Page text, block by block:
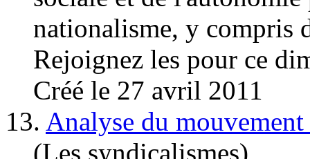
nationalisme, y compris
Rejoignez les pour ce
Créé le 27 avril 2011
13. Analyse du
(Les syndicalismes)